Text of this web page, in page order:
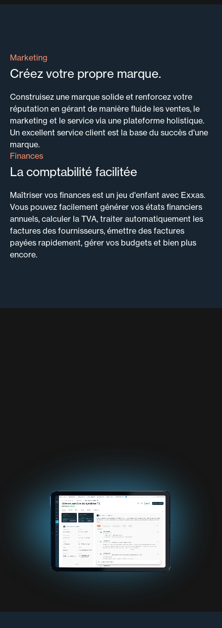
Marketing
Créez votre propre marque.
Construisez une marque solide et renforcez votre
réputation en gérant de manière fluide les ventes, le
marketing et le service via une plateforme holistique.
Un excellent service client est la base du succès d'une
marque.
Finances
La comptabilité facilitée
Maîtriser vos finances est un jeu d'enfant avec Exxas.
Vous pouvez facilement générer vos états financiers
annuels, calculer la TVA, traiter automatiquement les
factures des fournisseurs, émettre des factures
payées rapidement, gérer vos budgets et bien plus
encore.